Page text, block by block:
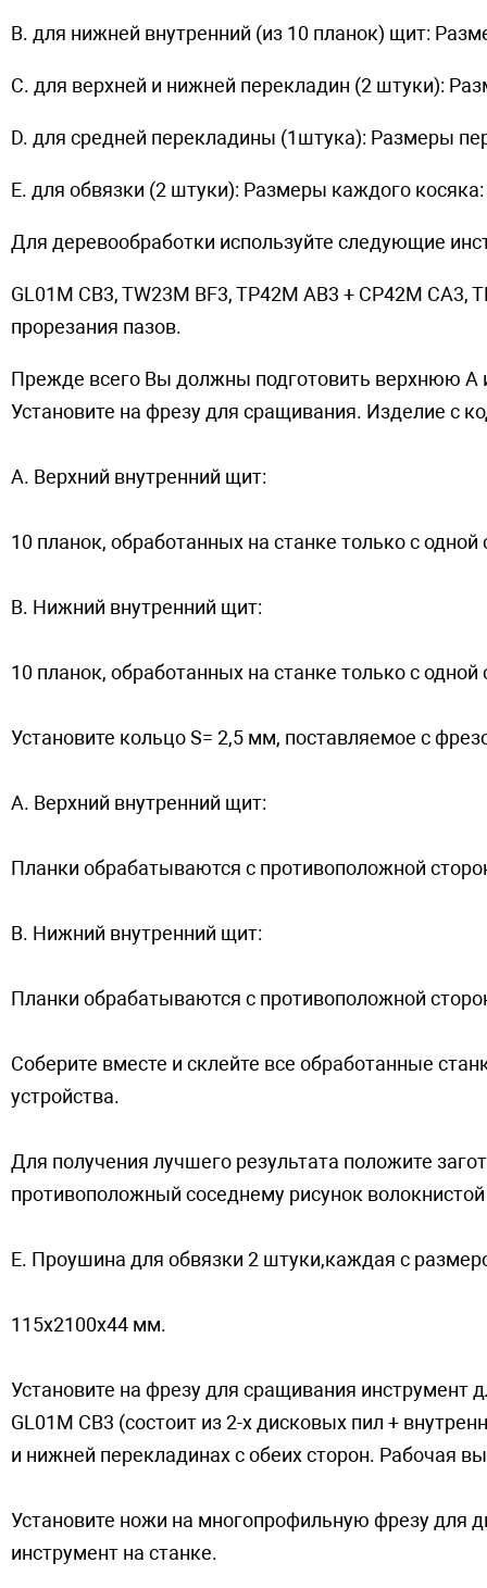
B. для нижней внутренний (из 10 планок) щит:
C. для верхней и нижней перекладин (2 штуки):
D. для средней перекладины (1штука): Размеры
E. для обвязки (2 штуки): Размеры каждого
Для деревообработки используйте следующие
GL01M CB3, TW23M BF3, TP42M AB3 + CP42M
прорезания пазов.
Прежде всего Вы должны подготовить верхнюю
Установите на фрезу для сращивания. Изделие с
A. Верхний внутренний щит:
10 планок, обработанных на станке только с
B. Нижний внутренний щит:
10 планок, обработанных на станке только с
Установите кольцо S= 2,5 мм, поставляемое с
A. Верхний внутренний щит:
Планки обрабатываются с противоположной
B. Нижний внутренний щит:
Планки обрабатываются с противоположной
Соберите вместе и склейте все обработанные
устройства.
Для получения лучшего результата положите
противоположный соседнему рисунок
E. Пpoyшинa для oбвязки 2 штуки,каждaя с
115х2100х44 мм.
Установите на фрезу для сращивания инструмент
GL01M CB3 (состоит из 2-х дисковых пил +
и нижней перекладинах с обеих сторон. Рабочая
Установите ножи на многопрофильную фрезу для
инструмент на cтaнкe.